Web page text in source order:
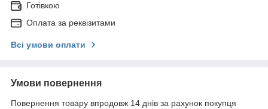
Готівкою
Оплата за реквізитами
Всі умови оплати
Умови повернення
Повернення товару впродовж 14 днів за рахунок покупця